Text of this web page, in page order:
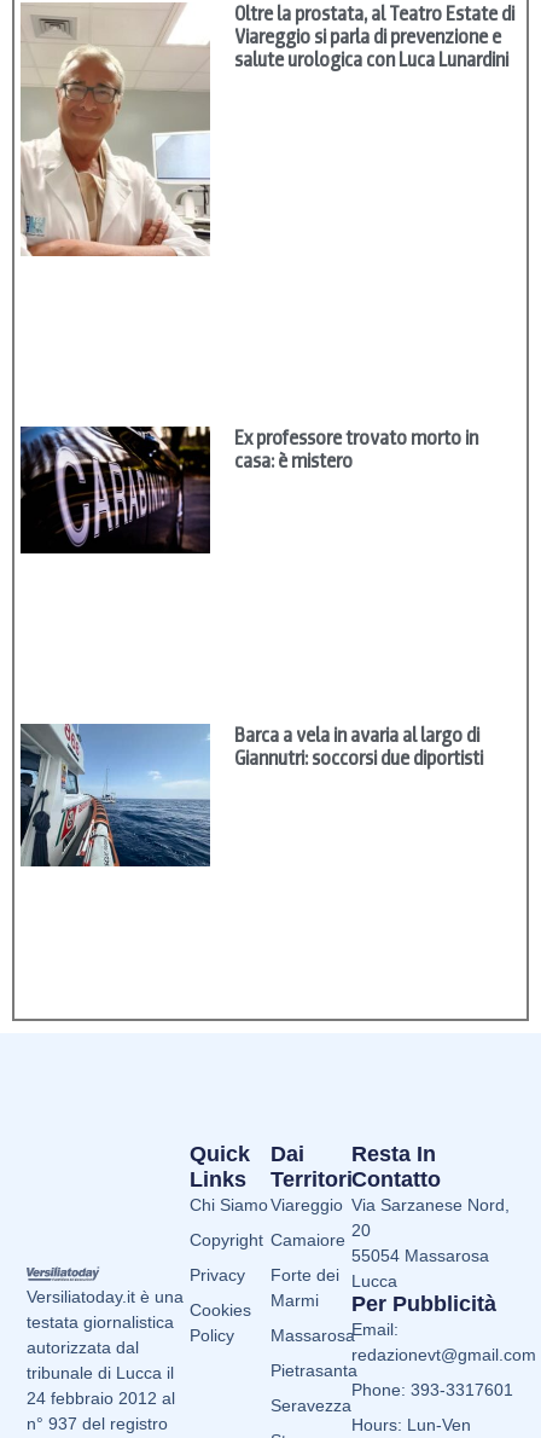
Oltre la prostata, al Teatro Estate di
Viareggio si parla di prevenzione e
salute urologica con Luca Lunardini
Ex professore trovato morto in
casa: è mistero
Barca a vela in avaria al largo di
Giannutri: soccorsi due diportisti
Versiliatoday.it è una
testata giornalistica
autorizzata dal
tribunale di Lucca il
24 febbraio 2012 al
n° 937 del registro
Dai
Territori
Viareggio
Camaiore
Forte dei
Marmi
Massarosa
Pietrasanta
Seravezza
Quick
Links
Chi Siamo
Copyright
Privacy
Cookies
Policy
Resta In
Contatto
Via Sarzanese Nord,
20
55054 Massarosa
Lucca
Per Pubblicità
Email:
redazionevt@gmail.com
Phone: 393-3317601
Hours: Lun-Ven